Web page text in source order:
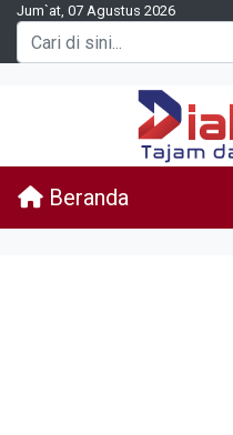
Jum`at, 07 Agustus 2026
Beranda